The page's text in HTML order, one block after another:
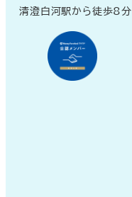
清澄白河駅から徒歩8分